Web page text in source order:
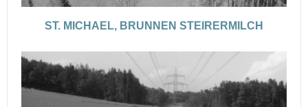
ST. MICHAEL, BRUNNEN STEIRERMILCH